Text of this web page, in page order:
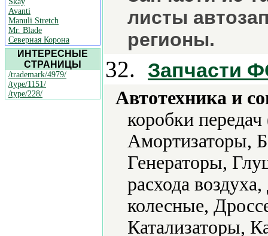
Avanti
Manuli Stretch
Mr. Blade
Северная Корона
ИНТЕРЕСНЫЕ
СТРАНИЦЫ
/trademark/4979/
/type/1151/
/type/228/
листы
регионы.
32. Запчасти
Автотехника и
коробки
Амортизаторы,
Генераторы,
расхода
колесные,
Катализаторы,